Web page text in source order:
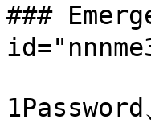
###